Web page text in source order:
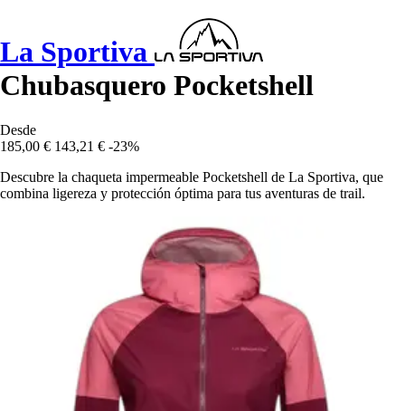
La Sportiva
Chubasquero Pocketshell
Desde
185,00 € 143,21 € -23%
Descubre la chaqueta impermeable Pocketshell de La Sportiva, que
combina ligereza y protección óptima para tus aventuras de trail.